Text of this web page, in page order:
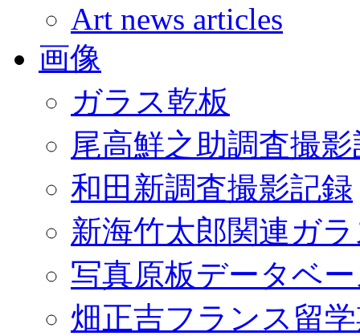
Art news articles
画像
ガラス乾板
尾高鮮之助調査撮
和田新調査撮影記録
新海竹太郎関連ガ
写真原板データベ
畑正吉フランス留